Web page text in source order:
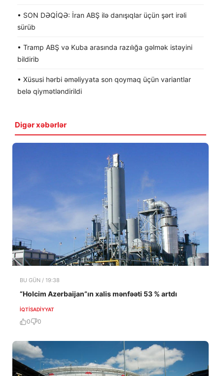
• SON DƏQİQƏ: İran ABŞ ilə danışıqlar üçün şərt irəli
sürüb
• Tramp ABŞ və Kuba arasında razılığa gəlmək istəyini
bildirib
• Xüsusi hərbi əməliyyata son qoymaq üçün variantlar
belə qiymətləndirildi
Digər xəbərlər
BU GÜN / 19:38
“Holcim Azerbaijan”ın xalis mənfəəti 53 % artdı
İQTISADIYYAT
0 0